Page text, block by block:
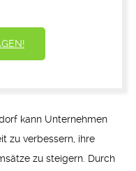
kann Unternehmen
zu verbessern, ihre
zu steigern. Durch